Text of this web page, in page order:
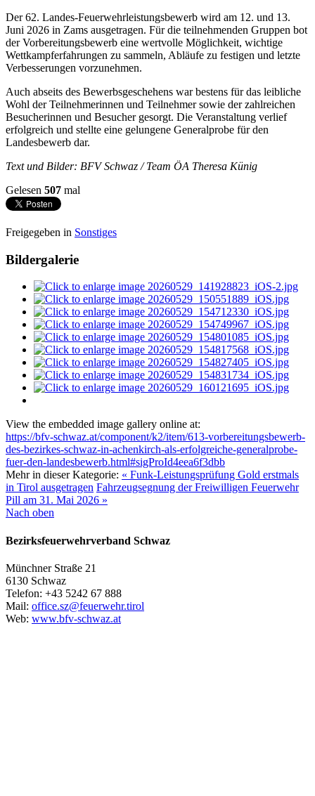
Der 62. Landes-Feuerwehrleistungsbewerb wird am 12. und 13.
Juni 2026 in Zams ausgetragen. Für die teilnehmenden Gruppen bot
der Vorbereitungsbewerb eine wertvolle Möglichkeit, wichtige
Wettkampferfahrungen zu sammeln, Abläufe zu festigen und letzte
Verbesserungen vorzunehmen.
Auch abseits des Bewerbsgeschehens war bestens für das leibliche
Wohl der Teilnehmerinnen und Teilnehmer sowie der zahlreichen
Besucherinnen und Besucher gesorgt. Die Veranstaltung verlief
erfolgreich und stellte eine gelungene Generalprobe für den
Landesbewerb dar.
Text und Bilder: BFV Schwaz / Team ÖA Theresa Künig
Gelesen 507 mal
Freigegeben in Sonstiges
Bildergalerie
View the embedded image gallery online at:
https://bfv-schwaz.at/component/k2/item/613-vorbereitungsbewerb-
des-bezirkes-schwaz-in-achenkirch-als-erfolgreiche-generalprobe-
fuer-den-landesbewerb.html#sigProId4eea6f3dbb
Mehr in dieser Kategorie: « Funk-Leistungsprüfung Gold erstmals
in Tirol ausgetragen Fahrzeugsegnung der Freiwilligen Feuerwehr
Pill am 31. Mai 2026 »
Nach oben
Bezirksfeuerwehrverband Schwaz
Münchner Straße 21
6130 Schwaz
Telefon: +43 5242 67 888
Mail: office.sz@feuerwehr.tirol
Web: www.bfv-schwaz.at